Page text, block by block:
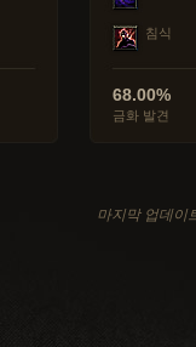
침식
68.00%
금화 발견
마지막 업데이